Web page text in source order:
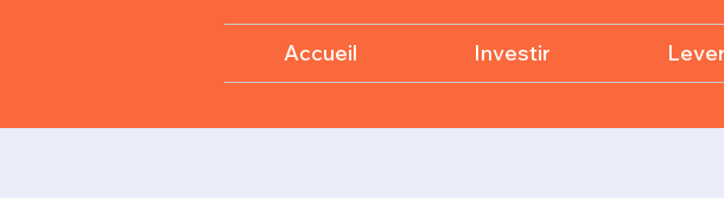
Accueil Investir